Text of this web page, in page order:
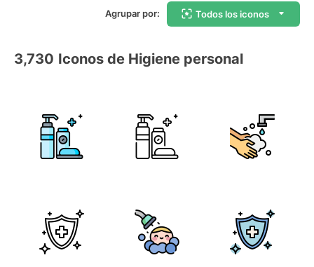
Agrupar por: Todos los iconos
3,730 Iconos de Higiene personal